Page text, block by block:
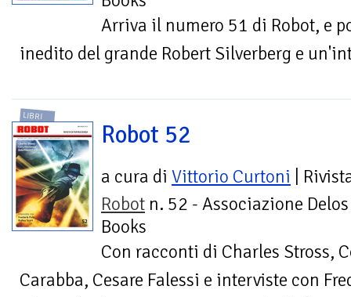
Arriva il numero 51 di Robot, e
inedito del grande Robert Silverberg e
LIBRI
Robot 52
a cura di Vittorio Curtoni |
Robot n. 52 - Associazione Delos
Books
Con racconti di Charles Stross,
Carabba, Cesare Falessi e interviste con